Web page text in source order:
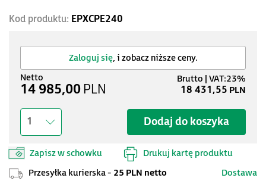
Kod produktu: EPXCPE240
Zaloguj się, i zobacz niższe ceny.
Dodaj do koszyka
1
Zapisz w schowku Drukuj kartę produktu
14 985,00 PLN 18 431,55 PLN
Przesyłka kurierska - 25 PLN netto
Dostawa